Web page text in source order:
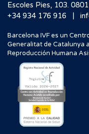
Escoles Pies, 103.
+34 934 176 916
|
Barcelona IVF es un
Generalitat de Catalunya
Reproducción Humana